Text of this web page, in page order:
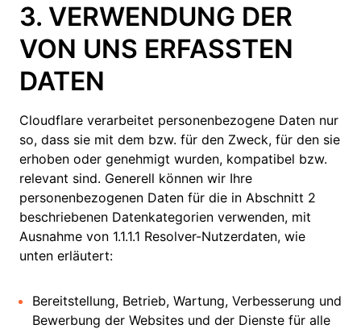
3. VERWENDUNG DER
VON UNS ERFASSTEN
DATEN
Cloudflare verarbeitet personenbezogene Daten nur
so, dass sie mit dem bzw. für den Zweck, für den sie
erhoben oder genehmigt wurden, kompatibel bzw.
relevant sind. Generell können wir Ihre
personenbezogenen Daten für die in Abschnitt 2
beschriebenen Datenkategorien verwenden, mit
Ausnahme von 1.1.1.1 Resolver-Nutzerdaten, wie
unten erläutert:
Bereitstellung, Betrieb, Wartung, Verbesserung und
Bewerbung der Websites und der Dienste für alle